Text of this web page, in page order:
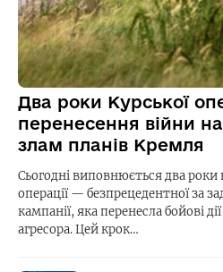
Два роки Курської
перенесення війни
злам планів Кремля
Сьогодні виповнюється два роки
операції — безпрецедентної за
кампанії, яка перенесла бойові
агресора. Цей крок…